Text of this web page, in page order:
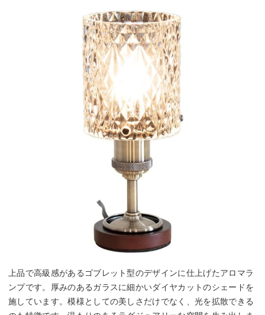
上品で高級感があるゴブレット型のデザインに仕上げたアロマラ
ンプです。厚みのあるガラスに細かいダイヤカットのシェードを
施しています。模様としての美しさだけでなく、光を拡散できる